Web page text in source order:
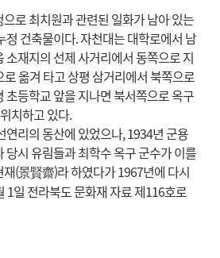
로 최치원과 관련된 일화가 남아 있는
정 건축물이다. 자천대는 대학로에서 남
소재지의 선제 사거리에서 동쪽으로 지
옮겨 타고 상평 삼거리에서 북쪽으로
초등학교 앞을 지나면 북서쪽으로 옥구
치하고 있다.
연리의 동산에 있었으나, 1934년 군용
당시 유림들과 최학수 옥구 군수가 이를
(景賢齋)라 하였다가 1967년에 다시
1일 전라북도 문화재 자료 제116호로